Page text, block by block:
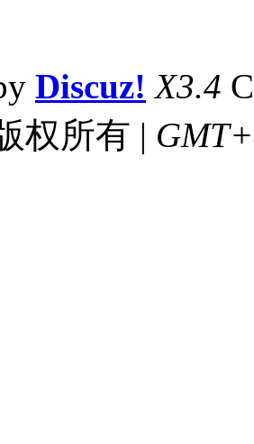
Discuz! X3.4
权所有 |